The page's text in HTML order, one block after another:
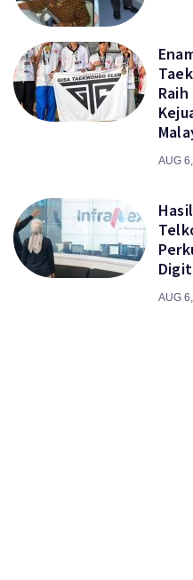
AUG
AUG